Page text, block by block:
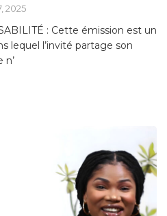
2025
: Cette émission est un
lequel l’invité partage son
n’